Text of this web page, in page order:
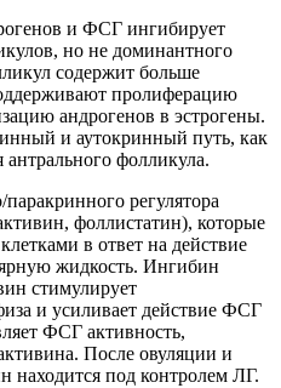
и ФСГ ингибирует
но не доминантного
содержит больше
пролиферацию
андрогенов в эстрогены.
и аутокринный путь, как
фолликула.
регулятора
фоллистатин), которые
в ответ на действие
жидкость. Ингибин
стимулирует
и усиливает действие ФСГ
ФСГ активность,
После овуляции и
находится под контролем ЛГ.